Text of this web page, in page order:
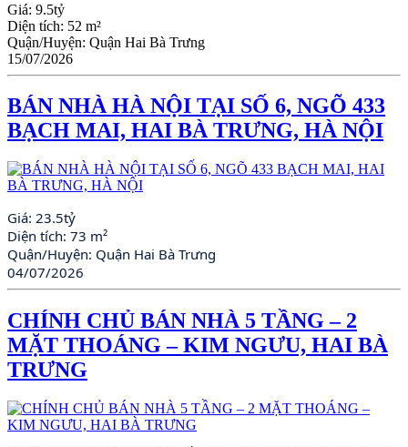
Giá: 9.5tỷ
Diện tích: 52 m²
Quận/Huyện: Quận Hai Bà Trưng
15/07/2026
BÁN NHÀ HÀ NỘI TẠI SỐ 6, NGÕ 433
BẠCH MAI, HAI BÀ TRƯNG, HÀ NỘI
Giá: 23.5tỷ
Diện tích: 73 m²
Quận/Huyện: Quận Hai Bà Trưng
04/07/2026
CHÍNH CHỦ BÁN NHÀ 5 TẦNG – 2
MẶT THOÁNG – KIM NGƯU, HAI BÀ
TRƯNG